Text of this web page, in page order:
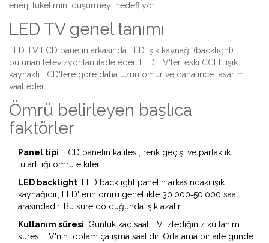
enerji tüketimini düşürmeyi hedefliyor.
LED TV genel tanımı
LED TV
LCD panelin arkasında LED ışık kaynağı (backlight)
bulunan televizyonları ifade eder. LED TV'ler, eski CCFL ışık
kaynaklı LCD'lere göre daha uzun ömür ve daha ince tasarım
vaat eder.
Ömrü belirleyen başlıca
faktörler
Panel tipi: LCD panelin kalitesi, renk geçişi ve parlaklık
tutarlılığı ömrü etkiler.
LED backlight: LED backlight panelin arkasındaki ışık
kaynağıdır; LED'lerin ömrü genellikle 30.000‑50.000 saat
arasındadır. Bu süre dolduğunda ışık azalır.
Kullanım süresi: Günlük kaç saat TV izlediğiniz kullanım
süresi TV'nin toplam çalışma saatidir. Ortalama bir aile günde